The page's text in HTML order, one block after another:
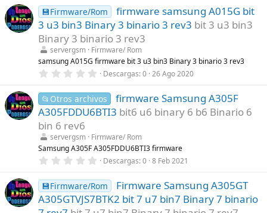
)0
e
s
t
r
e
l
a
(
s
)
💾Firmware/Rom
firmware samsung A015G bit
3 u3 bin3 Binary 3 binario 3 rev3 bit 3 u3 bin3
Binary 3 binario 3 rev3
servergsm Firmware/ Rom
samsung A015G firmware bit 3 u3 bin3 Binary 3 binario 3 rev3
0
0
0
e
s
e
l
a
(
s
)
Descargas 0 26 Ago 2020
📂Otros archivos
firmware Samsung A305F
A305FDDU6BTI3 bit6 u6 binary 6 b6 Binario 6
bin 6 rev6
servergsm Firmware/ Rom
Samsung A305F A305FDDU6BTI3 firmware
0
0
0
e
s
t
Descargas 0 8 Feb 2021
💾Firmware/Rom
Firmware Samsung A305GT
A305GTVJS7BTK2 bit 7 u7 bin7 Binary 7 binario